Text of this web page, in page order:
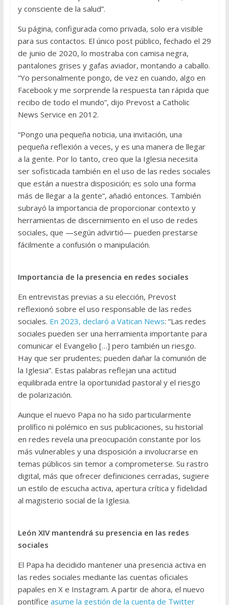
y consciente de la salud”.
Su página, configurada como privada, solo era visible
para sus contactos. El único post público, fechado el 29
de junio de 2020, lo mostraba con camisa negra,
pantalones grises y gafas aviador, montando a caballo.
“Yo personalmente pongo, de vez en cuando, algo en
Facebook y me sorprende la respuesta tan rápida que
recibo de todo el mundo”, dijo Prevost a Catholic
News Service en 2012.
“Pongo una pequeña noticia, una invitación, una
pequeña reflexión a veces, y es una manera de llegar
a la gente. Por lo tanto, creo que la Iglesia necesita
ser sofisticada también en el uso de las redes sociales
que están a nuestra disposición; es solo una forma
más de llegar a la gente”, añadió entonces. También
subrayó la importancia de proporcionar contexto y
herramientas de discernimiento en el uso de redes
sociales, que —según advirtió— pueden prestarse
fácilmente a confusión o manipulación.
Importancia de la presencia en redes sociales
En entrevistas previas a su elección, Prevost
reflexionó sobre el uso responsable de las redes
sociales. En 2023, declaró a Vatican News: “Las redes
sociales pueden ser una herramienta importante para
comunicar el Evangelio […] pero también un riesgo.
Hay que ser prudentes; pueden dañar la comunión de
la Iglesia”. Estas palabras reflejan una actitud
equilibrada entre la oportunidad pastoral y el riesgo
de polarización.
Aunque el nuevo Papa no ha sido particularmente
prolífico ni polémico en sus publicaciones, su historial
en redes revela una preocupación constante por los
más vulnerables y una disposición a involucrarse en
temas públicos sin temor a comprometerse. Su rastro
digital, más que ofrecer definiciones cerradas, sugiere
un estilo de escucha activa, apertura crítica y fidelidad
al magisterio social de la Iglesia.
León XIV mantendrá su presencia en las redes
sociales
El Papa ha decidido mantener una presencia activa en
las redes sociales mediante las cuentas oficiales
papales en X e Instagram. A partir de ahora, el nuevo
pontífice asume la gestión de la cuenta de Twitter